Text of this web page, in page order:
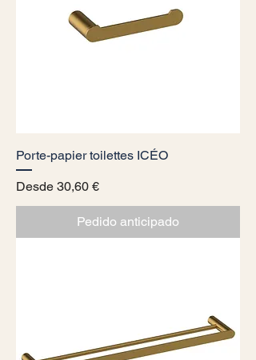
Porte-papier toilettes ICÉO
Desde 30,60 €
Precio de oferta
Pedido anticipado